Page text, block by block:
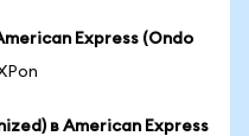
Express (Ondo
в American Express